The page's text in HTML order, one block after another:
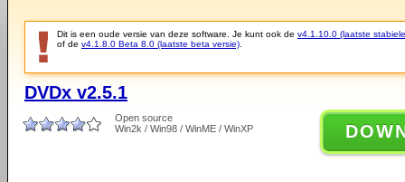
Dit is een oude versie van deze software. Je kunt ook de v4.1.10.0 (laatste
of de v4.1.8.0 Beta 8.0 (laatste beta versie)
DVDx v2.5.1
Open source
Win2k / Win98 / WinME / WinXP